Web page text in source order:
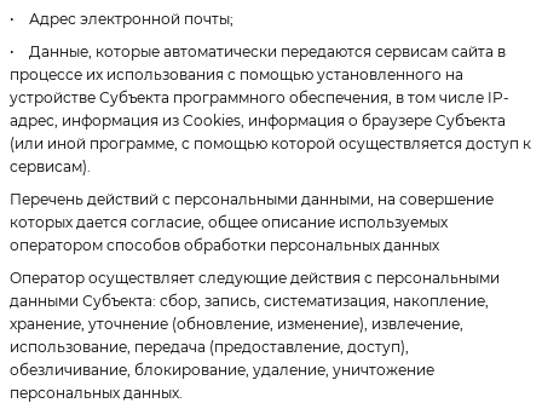
• Адрес электронной почты;
• Данные, которые автоматически передаются сервисам сайта в
процессе их использования с помощью установленного на
устройстве Субъекта программного обеспечения, в том числе IP-
адрес, информация из Cookies, информация о браузере Субъекта
(или иной программе, с помощью которой осуществляется доступ к
сервисам).
Перечень действий с персональными данными, на совершение
которых дается согласие, общее описание используемых
оператором способов обработки персональных данных
Оператор осуществляет следующие действия с персональными
данными Субъекта: сбор, запись, систематизация, накопление,
хранение, уточнение (обновление, изменение), извлечение,
использование, передача (предоставление, доступ),
обезличивание, блокирование, удаление, уничтожение
персональных данных.